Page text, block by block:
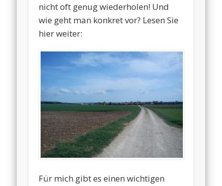
nicht oft genug wiederholen! Und
wie geht man konkret vor? Lesen Sie
hier weiter:
Für mich gibt es einen wichtigen